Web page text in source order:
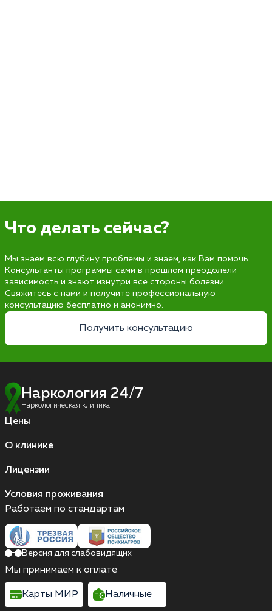
Что делать сейчас?
Мы знаем всю глубину проблемы и знаем, как Вам помочь.
Консультанты программы сами в прошлом преодолели
зависимость и знают изнутри все стороны болезни.
Свяжитесь с нами и получите профессиональную
консультацию бесплатно и анонимно.
Получить консультацию
Наркология 24/7
Наркологическая клиника
Цены
О клинике
Лицензии
Условия проживания
Работаем по стандартам
Версия для слабовидящих
Мы принимаем к оплате
Карты МИР Наличные